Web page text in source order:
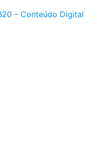
– Conteúdo Digital